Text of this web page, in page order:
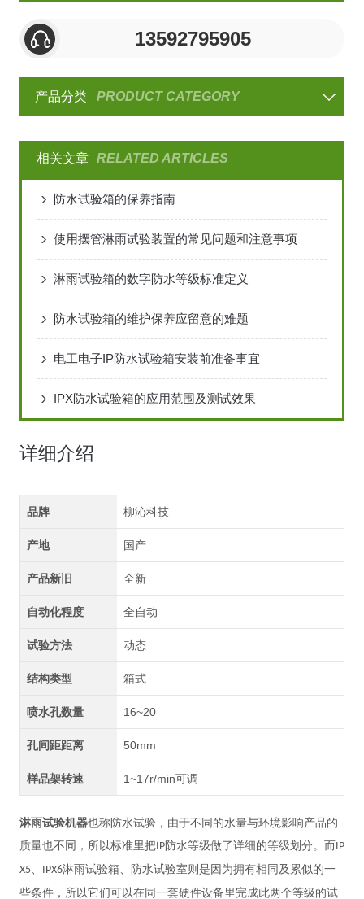
13592795905
产品分类 PRODUCT CATEGORY
相关文章 RELATED ARTICLES
防水试验箱的保养指南
使用摆管淋雨试验装置的常见问题和注意事项
淋雨试验箱的数字防水等级标准定义
防水试验箱的维护保养应留意的难题
电工电子IP防水试验箱安装前准备事宜
IPX防水试验箱的应用范围及测试效果
详细介绍
品牌 柳沁科技
产地 国产
产品新旧 全新
自动化程度 全自动
试验方法 动态
结构类型 箱式
喷水孔数量 16~20
孔间距距离 50mm
样品架转速 1~17r/min可调
淋雨试验机器也称防水试验，由于不同的水量与环境影响产品的
质量也不同，所以标准里把IP防水等级做了详细的等级划分。而 IP
X5、 IPX6淋雨试验箱、防水试验室则是因为拥有相同及累似的一
些条件，所以它们可以在同一套硬件设备里完成此两个等级的试